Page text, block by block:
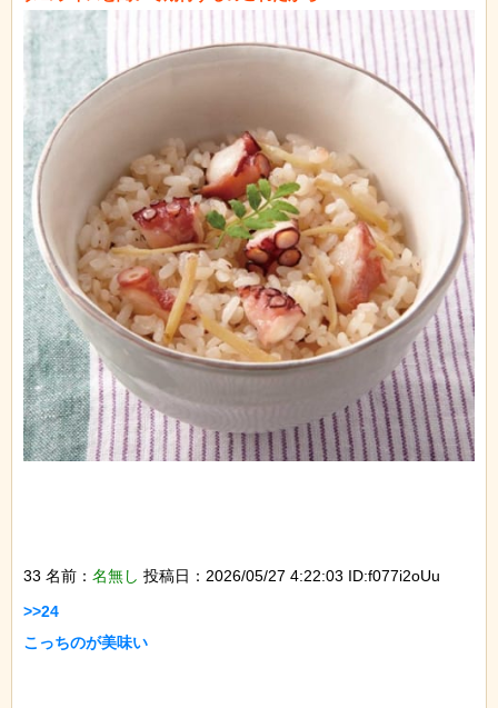
33 名前： 名無し 投稿日：2026/05/27 4:22:03 ID:f077i2oUu
>>24
こっちのが美味い